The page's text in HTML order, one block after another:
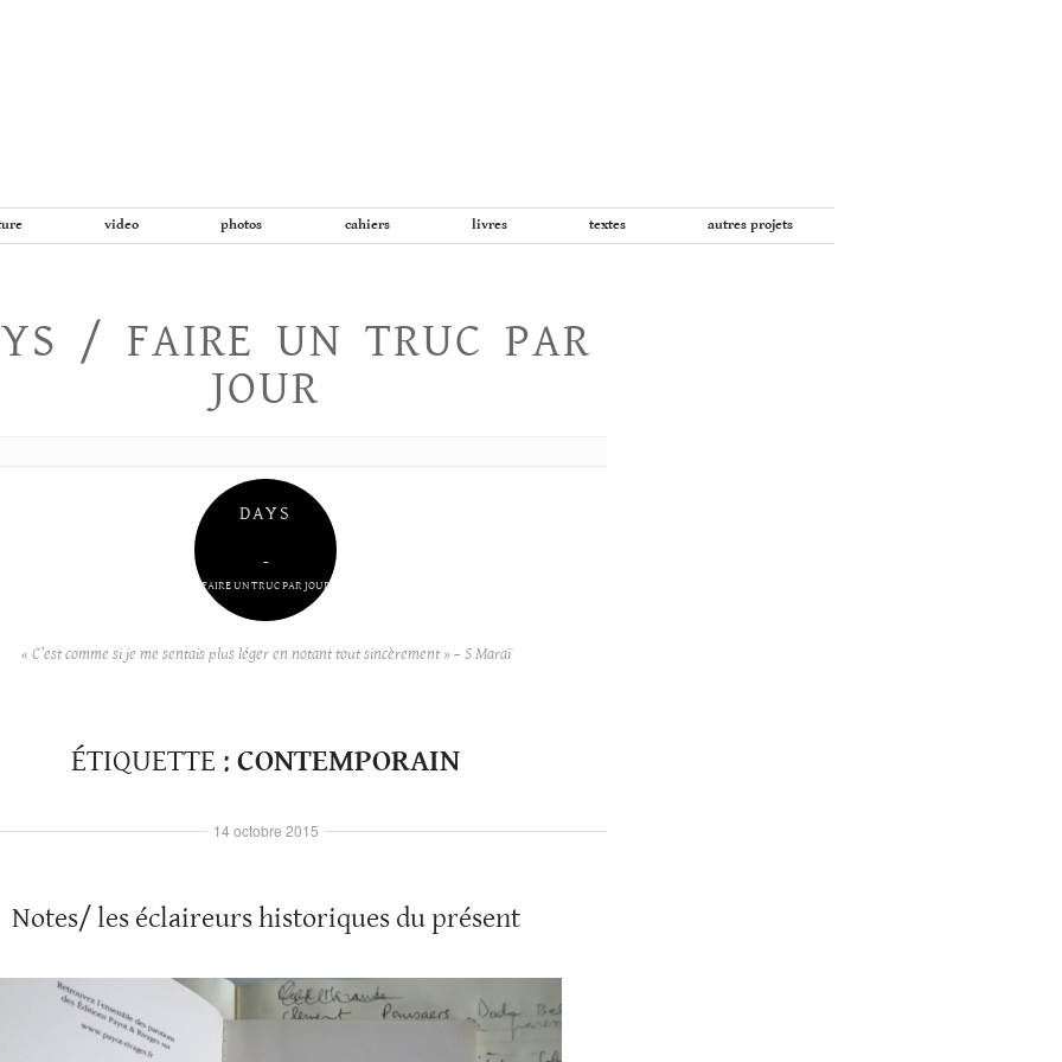
video photos cahiers livres textes autres projets
/ FAIRE UN TRUC PAR
JOUR
DAYS
–
FAIRE UN TRUC PAR JOUR
« C’est comme si je me sentais plus léger en notant tout sincèrement » – S Maraï
ÉTIQUETTE : CONTEMPORAIN
Notes/ les éclaireurs historiques du présent
14 octobre 2015